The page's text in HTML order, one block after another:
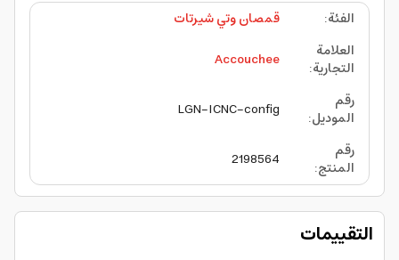
الفئة:
قمصان وتي شيرتات
العلامة
التجارية:
Accouchee
رقم
الموديل:
LGN-ICNC-config
رقم
المنتج:
2198564
التقييمات